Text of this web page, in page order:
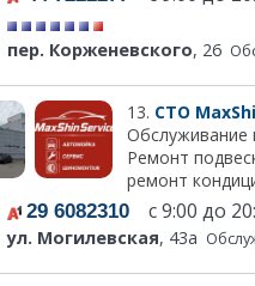
пер. Корженевского, 26
13. СТО
Обслуживание
Ремонт
ремонт
29 6082310 с 9:00 до
ул. Могилевская, 43а